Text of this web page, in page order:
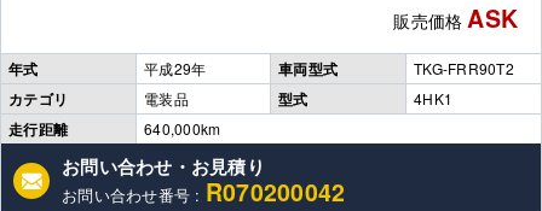
販売価格 ASK
年式 平成29年 車両型式 TKG-FRR90T2
カテゴリ 電装品 型式 4HK1
走行距離 640,000km
お問い合わせ・お見積り
お問い合わせ番号 : R070200042